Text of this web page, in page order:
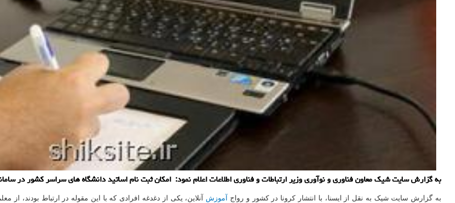
به گزارش سایت شیك معاون فناوری و نوآوری وزیر ارتباطات و فناوری اطلاعات اعلام نمود: امكان ثبت نام اساتید دانشگاه های سراسر كشور در سامانه بسته مجانی
به گزارش سایت شیک به نقل از ایسنا، با انتشار کرونا در کشور و رواج آموزش آنلاین، یکی از دغدغه افرادی که با این مقوله در ارتباط بودند، از